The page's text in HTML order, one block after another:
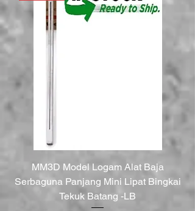
MM3D Model Logam Alat Baja
Serbaguna Panjang Mini Lipat Bingkai
Tekuk Batang -LB